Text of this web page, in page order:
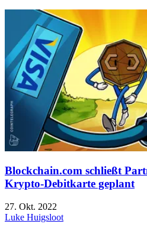
Blockchain.com schließt
Krypto-Debitkarte geplant
27. Okt. 2022
Luke Huigsloot